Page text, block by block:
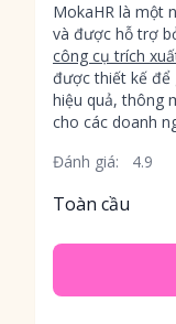
MokaHR là một
và được hỗ trợ
công cụ trích
được thiết kế để
hiệu quả, thông
cho các doanh
Đánh giá:
4.9
Toàn cầu